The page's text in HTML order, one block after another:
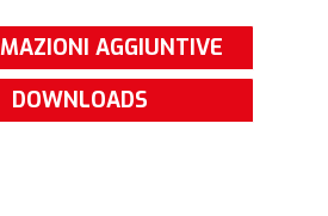
AGGIUNTIVE
DOWNLOADS